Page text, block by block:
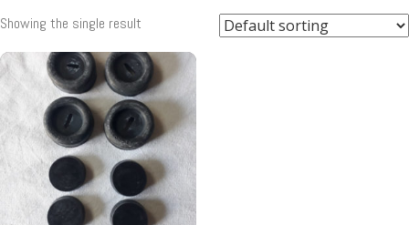
Showing the single result